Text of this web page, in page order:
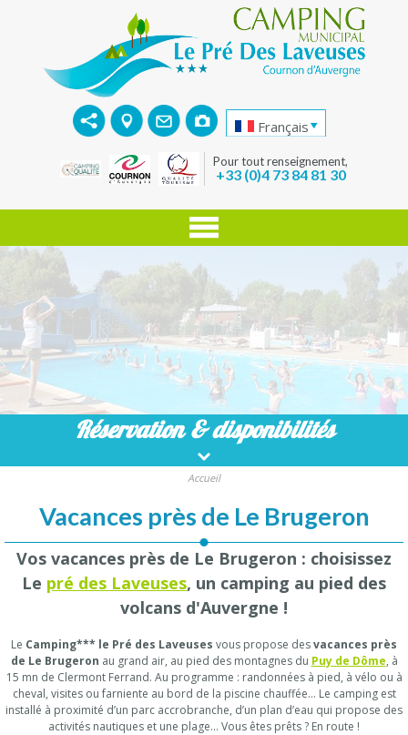
Français
Pour tout renseignement,
+33 (0)4 73 84 81 30
Réservation & disponibilités
Accueil
Vacances près de Le Brugeron
Vos vacances près de Le Brugeron : choisissez
Le pré des Laveuses, un camping au pied des
volcans d'Auvergne !
Le Camping*** le Pré des Laveuses vous propose desvacances près
de Le Brugeron au grand air, au pied des montagnes du Puy de Dôme, à
15 mn de Clermont Ferrand. Au programme : randonnées à pied, à vélo ou à
cheval, visites ou farniente au bord de la piscine chauffée… Le camping est
installé à proximité d’un parc accrobranche, d’un plan d’eau qui propose des
activités nautiques et une plage… Vous êtes prêts ? En route !